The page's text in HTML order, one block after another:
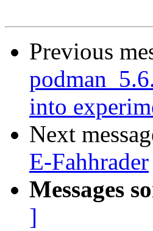
Previous
into
Next
E-Fahhrader
Messages
]